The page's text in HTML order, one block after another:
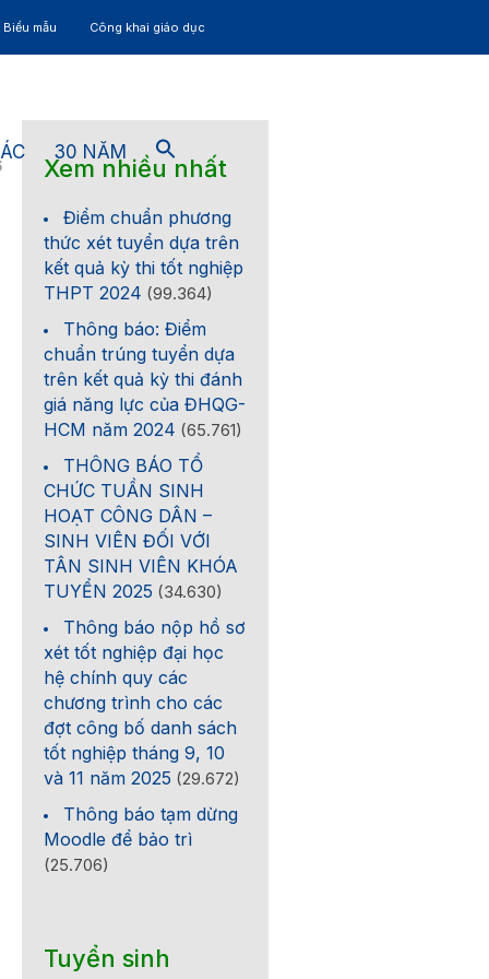
mẫu Công khai giáo dục
30 NĂM
Xem nhiều nhất
Điểm chuẩn phương
thức xét tuyển dựa trên
kết quả kỳ thi tốt nghiệp
THPT 2024 (99.364)
Thông báo: Điểm
chuẩn trúng tuyển dựa
trên kết quả kỳ thi đánh
giá năng lực của ĐHQG-
HCM năm 2024 (65.761)
THÔNG BÁO TỔ
CHỨC TUẦN SINH
HOẠT CÔNG DÂN –
SINH VIÊN ĐỐI VỚI
TÂN SINH VIÊN KHÓA
TUYỂN 2025 (34.630)
Thông báo nộp hồ sơ
xét tốt nghiệp đại học
hệ chính quy các
chương trình cho các
đợt công bố danh sách
tốt nghiệp tháng 9, 10
và 11 năm 2025 (29.672)
Thông báo tạm dừng
Moodle để bảo trì
(25.706)
Tuyển sinh